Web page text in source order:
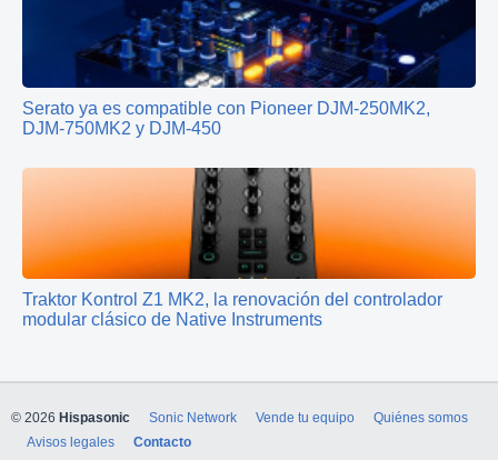
Serato ya es compatible con Pioneer DJM-250MK2,
DJM-750MK2 y DJM-450
Traktor Kontrol Z1 MK2, la renovación del controlador
modular clásico de Native Instruments
© 2026 Hispasonic Sonic Network Vende tu equipo
Quiénes somos
Avisos legales
Contacto